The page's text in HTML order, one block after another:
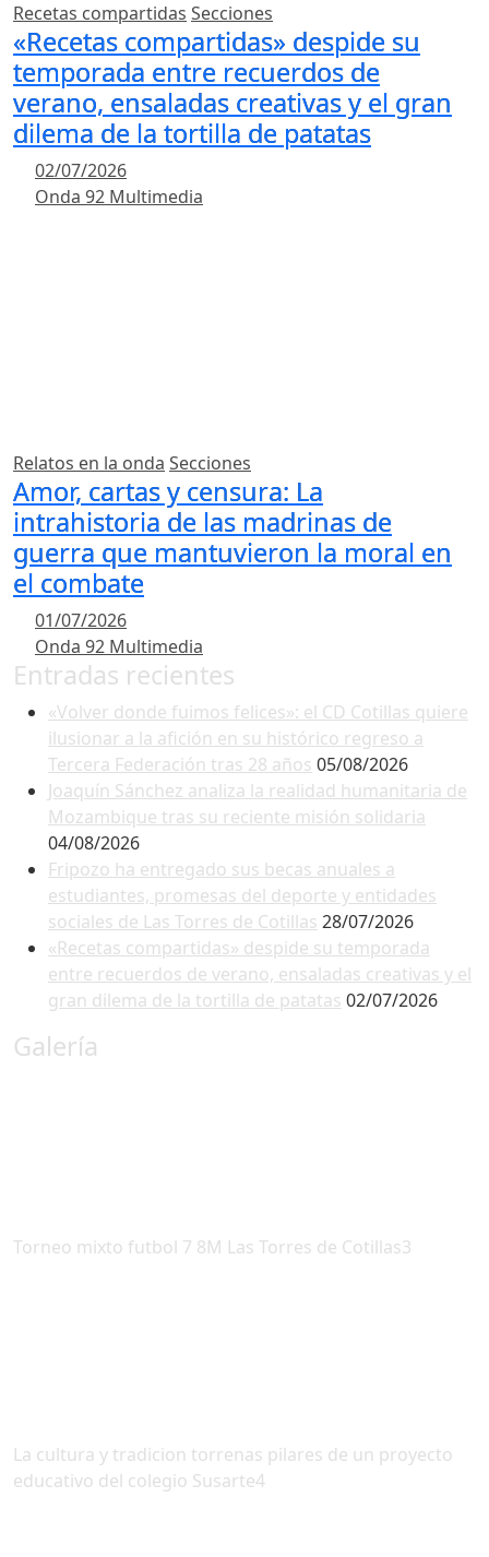
Recetas compartidas Secciones
«Recetas compartidas» despide su
temporada entre recuerdos de
verano, ensaladas creativas y el gran
dilema de la tortilla de patatas
02/07/2026
Onda 92 Multimedia
Relatos en la onda Secciones
Amor, cartas y censura: La
intrahistoria de las madrinas de
guerra que mantuvieron la moral en
el combate
01/07/2026
Onda 92 Multimedia
Entradas recientes
«Volver donde fuimos felices»: el CD Cotillas quiere
ilusionar a la afición en su histórico regreso a
Tercera Federación tras 28 años 05/08/2026
Joaquín Sánchez analiza la realidad humanitaria de
Mozambique tras su reciente misión solidaria
04/08/2026
Fripozo ha entregado sus becas anuales a
estudiantes, promesas del deporte y entidades
sociales de Las Torres de Cotillas 28/07/2026
«Recetas compartidas» despide su temporada
entre recuerdos de verano, ensaladas creativas y el
gran dilema de la tortilla de patatas 02/07/2026
Galería
Torneo mixto futbol 7 8M Las Torres de Cotillas3
La cultura y tradicion torrenas pilares de un proyecto
educativo del colegio Susarte4